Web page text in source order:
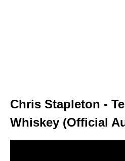
Chris Stapleton -
Whiskey (Official